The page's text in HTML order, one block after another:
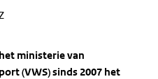
ministerie van
(VWS) sinds 2007 het